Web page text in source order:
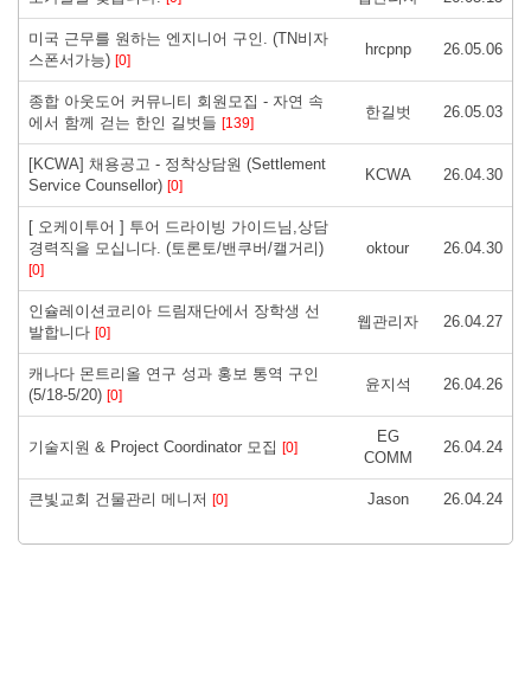
미국 근무를 원하는 엔지니어 구인. (TN비자
스폰서가능) [0]
hrcpnp 26.05.06
종합 아웃도어 커뮤니티 회원모집 - 자연 속
에서 함께 걷는 한인 길벗들 [139]
한길벗 26.05.03
[KCWA] 채용공고 - 정착상담원 (Settlement
Service Counsellor) [0]
KCWA 26.04.30
[ 오케이투어 ] 투어 드라이빙 가이드님,상담
경력직을 모십니다. (토론토/밴쿠버/캘거리)
[0]
oktour 26.04.30
인슐레이션코리아 드림재단에서 장학생 선
발합니다 [0]
웹관리자 26.04.27
캐나다 몬트리올 연구 성과 홍보 통역 구인
(5/18-5/20) [0]
윤지석 26.04.26
기술지원 & Project Coordinator 모집 [0]
EG
COMM
26.04.24
큰빛교회 건물관리 메니저 [0] Jason 26.04.24